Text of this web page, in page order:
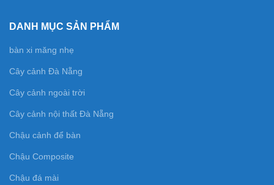
DANH MỤC SẢN PHẨM
bàn xi măng nhẹ
Cây cảnh Đà Nẵng
Cây cảnh ngoài trời
Cây cảnh nội thất Đà Nẵng
Chậu cảnh để bàn
Chậu Composite
Chậu đá mài